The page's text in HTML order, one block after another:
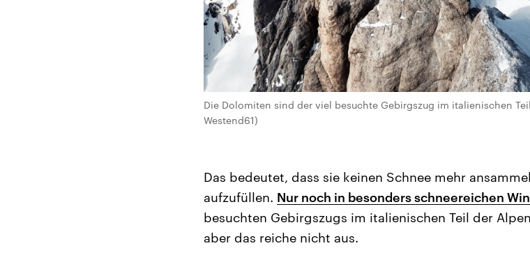
Die Dolomiten sind der viel besuchte Gebirgszug im italienischen
Westend61)
Das bedeutet, dass sie keinen Schnee mehr
aufzufüllen. Nur noch in besonders schneereichen
besuchten Gebirgszugs im italienischen Teil der
aber das reiche nicht aus.